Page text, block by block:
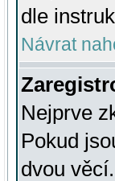
dle
Návrat
Nejprve
Pokud
dvou